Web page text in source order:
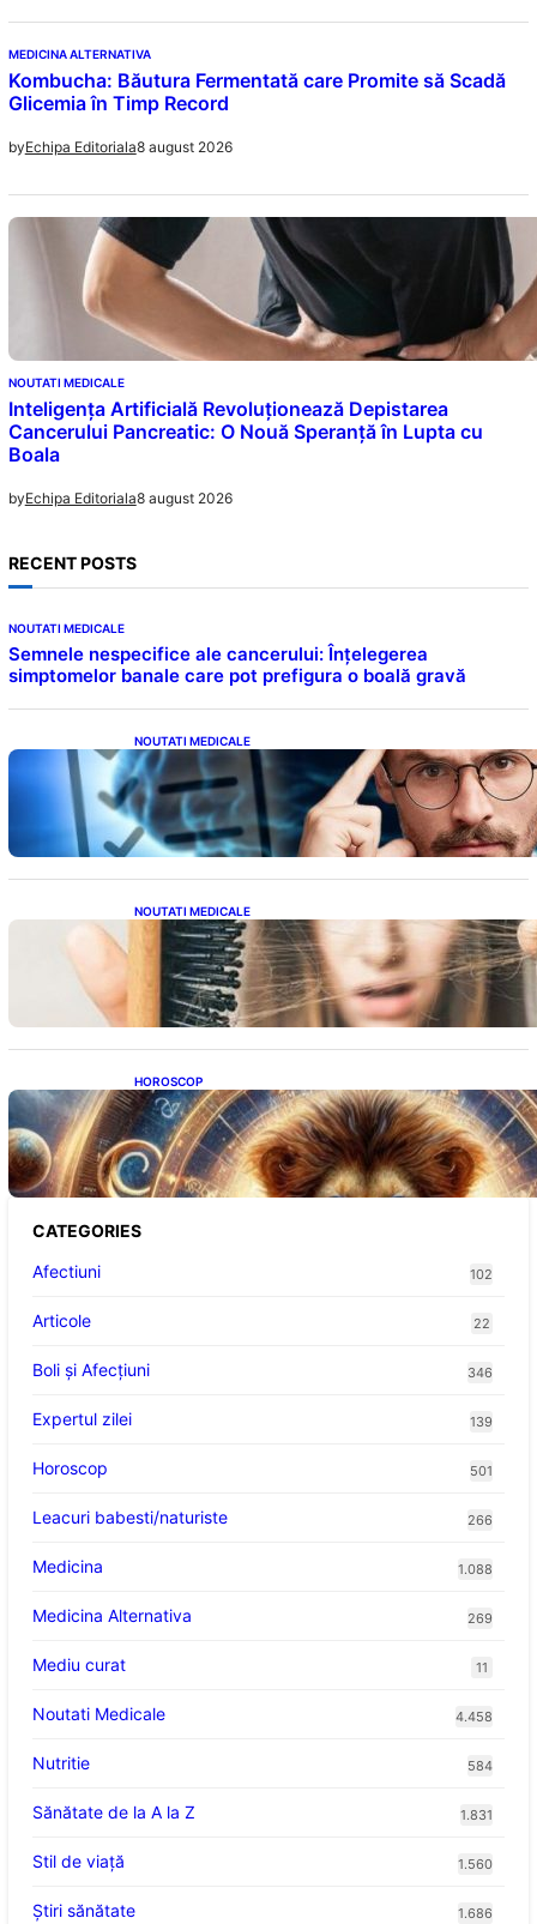
MEDICINA ALTERNATIVA
Kombucha: Băutura Fermentată care Promite să Scadă
Glicemia în Timp Record
byEchipa Editoriala8 august 2026
NOUTATI MEDICALE
Inteligența Artificială Revoluționează Depistarea
Cancerului Pancreatic: O Nouă Speranță în Lupta cu
Boala
byEchipa Editoriala8 august 2026
RECENT POSTS
NOUTATI MEDICALE
Semnele nespecifice ale cancerului: Înțelegerea
simptomelor banale care pot prefigura o boală gravă
NOUTATI MEDICALE
Inteligența dincolo de note: Semnele unui IQ
ridicat care nu țin de școală
NOUTATI MEDICALE
Semnele unei deficiențe de proteine:
Impactul asupra sănătății tale
HOROSCOP
Portalul Leului 8/8: Oportunități de
Abundență pentru Cinci Zodii în 2026
CATEGORIES
Afectiuni
102
Articole 22
Boli și Afecțiuni 346
Expertul zilei 139
Horoscop 501
Leacuri babesti/naturiste 266
Medicina 1.088
Medicina Alternativa 269
Mediu curat 11
Noutati Medicale 4.458
Nutritie 584
Sănătate de la A la Z 1.831
Stil de viaţă 1.560
Ştiri sănătate 1.686